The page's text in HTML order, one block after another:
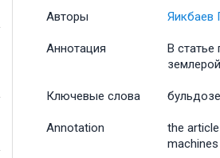
Авторы Яикбаев
Аннотация
В статье
Ключевые слова
Annotation
the